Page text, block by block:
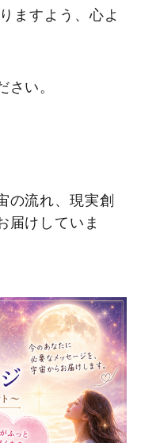
ますよう、心よ
い。
の流れ、現実創
届けしていま